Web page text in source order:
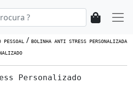
PESSOAL / BOLINHA ANTI STRESS PERSONALIZADA
Personalizado